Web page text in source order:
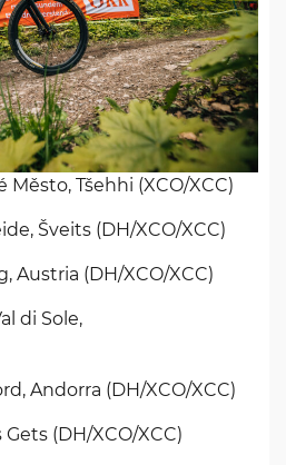
Město, Tšehhi (XCO/XCC)
Šveits (DH/XCO/XCC)
Austria (DH/XCO/XCC)
di Sole,
Andorra (DH/XCO/XCC)
Gets (DH/XCO/XCC)